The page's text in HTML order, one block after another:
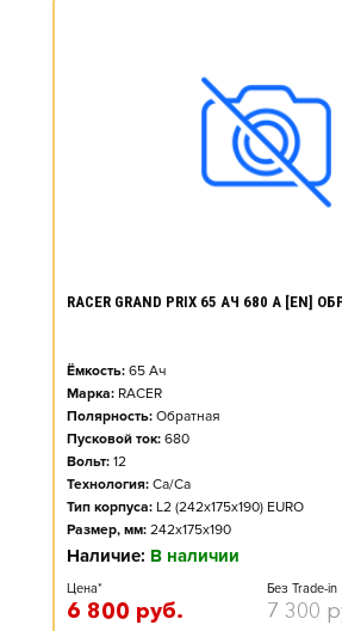
RACER GRAND PRIX 65 АЧ 680 А [EN]
Ёмкость: 65 Ач
Марка: RACER
Полярность: Обратная
Пусковой ток: 680
Вольт: 12
Технология: Ca/Ca
Тип корпуса: L2 (242x175x190) EURO
Размер, мм: 242x175x190
Наличие: В наличии
Цена*
6 800 руб.
Без Trade-in
7 300